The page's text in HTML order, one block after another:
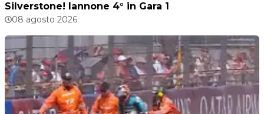
Silverstone! Iannone 4° in Gara 1
08 agosto 2026